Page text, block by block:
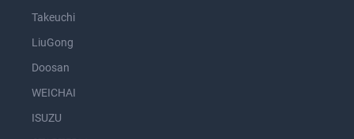
Takeuchi
LiuGong
Doosan
WEICHAI
ISUZU